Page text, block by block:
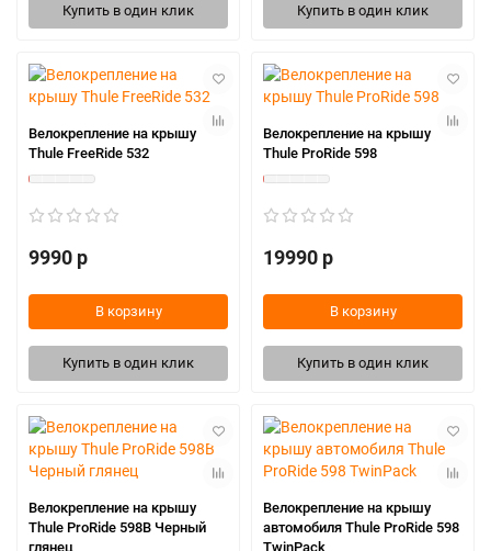
Купить в один клик Купить в один клик
Велокрепление на крышу
Thule FreeRide 532
9990 р
В корзину
Купить в один клик
Велокрепление на крышу
Thule ProRide 598
19990 р
В корзину
Купить в один клик
Велокрепление на крышу
Thule ProRide 598В Черный
глянец
Велокрепление на крышу
автомобиля Thule ProRide 598
TwinPack